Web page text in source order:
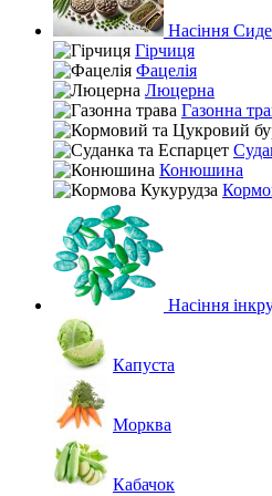
Насіння
Гірчиця
Фацелія
Люцерна
Газонна
Конюшина
Насіння
Капуста
Морква
Кабачок